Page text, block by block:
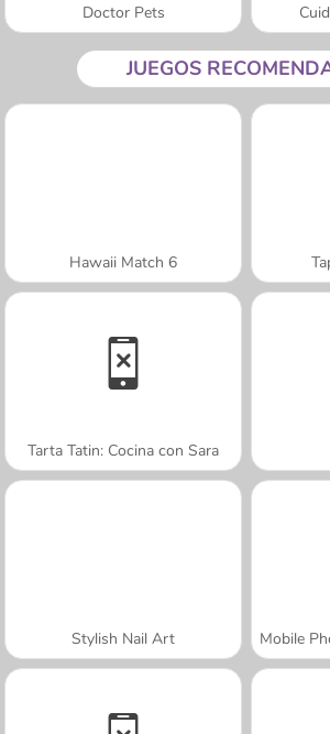
Doctor Pets
JUEGOS
Hawaii Match 6
Tarta Tatin: Cocina con Sara
Stylish Nail Art